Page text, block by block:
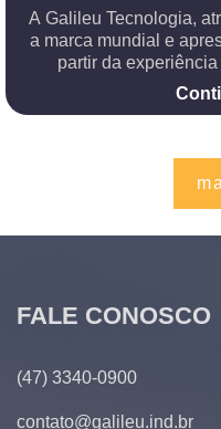
A Galileu Tecnologia,
a marca mundial e
partir da
produção A
FALE CONOSCO
(47) 3340-0900
contato@galileu.ind.br